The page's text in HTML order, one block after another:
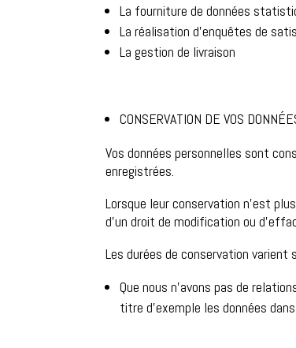
La fourniture de données
La réalisation d’enquêtes de
La gestion de livraison
CONSERVATION DE VOS
Vos données personnelles sont
enregistrées.
Lorsque leur conservation n’est
d’un droit de modification ou
Les durées de conservation varient
Que nous n’avons pas de
titre d’exemple les données